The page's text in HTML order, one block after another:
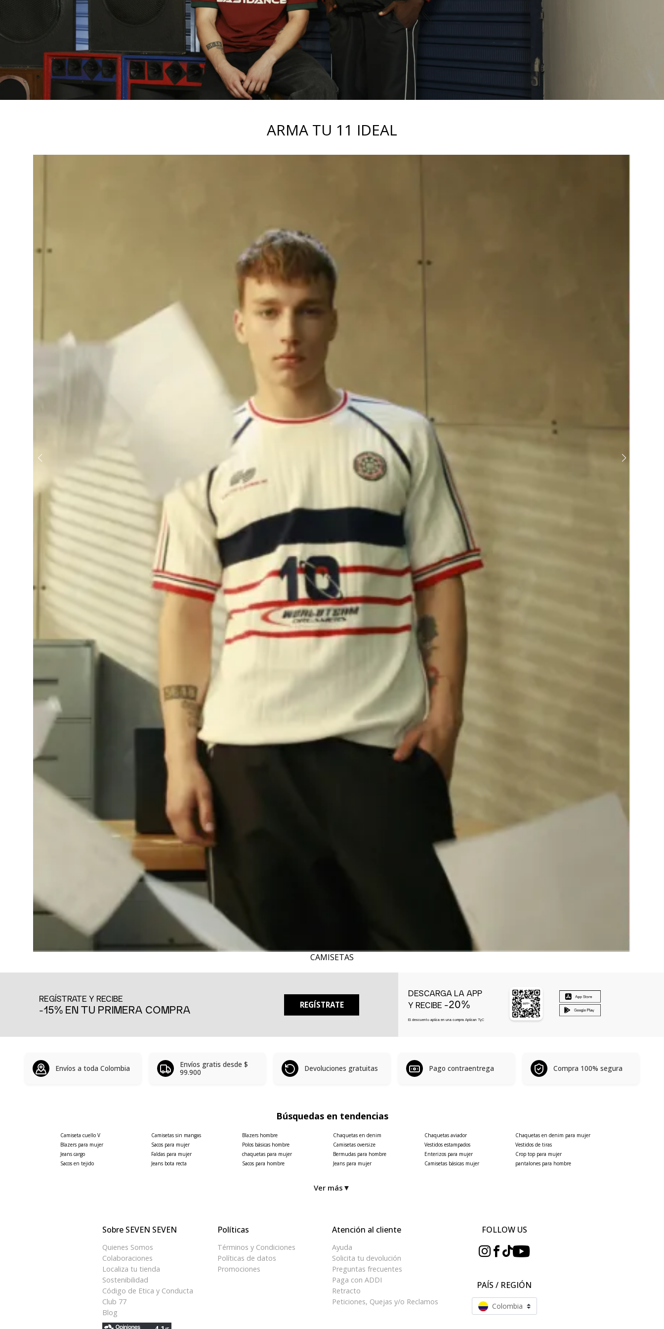
ARMA TU 11 IDEAL
CAMISETAS
REGÍSTRATE Y RECIBE
-15% EN TU PRIMERA COMPRA REGÍSTRATE
DESCARGA LA APP
Y RECIBE -20%
El descuento aplica en una compra AplicanTyC
Envíos a toda Colombia Envíos gratis desde $
99.900
Devoluciones gratuitas Pago contraentrega Compra 100% segura
Búsquedas en tendencias
Camiseta cuello V Camisetas sin mangas Blazers hombre Chaquetas en denim Chaquetas aviador
Chaquetas en denim para mujer
Blazers para mujer
Sacos para mujer Polos básicas hombre Camisetas oversize Vestidos estampados
Vestidos de tiras
Jeans cargo
Faldas para mujer chaquetas para mujer Bermudas para hombre Enterizos para mujer
Crop top para mujer
Sacos en tejido
Jeans bota recta Sacos para hombre Jeans para mujer Camisetas básicas mujer pantalones para hombre
Ver más ▼
Sobre SEVEN SEVEN
Quienes Somos
Colaboraciones
Localiza tu tienda
Sostenibilidad
Código de Etica y Conducta
Club 77
Blog
Políticas
Términos y Condiciones
Políticas de datos
Promociones
Atención al cliente
Ayuda
Solicita tu devolución
Preguntas frecuentes
Paga con ADDI
Retracto
Peticiones, Quejas y/o Reclamos
FOLLOW US
PAÍS / REGIÓN
Colombia